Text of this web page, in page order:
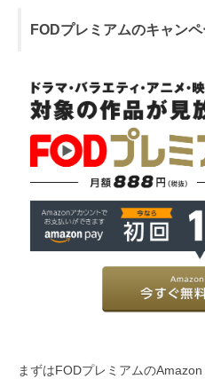
FODプレミアムのキャン
まずはFODプレミアムの